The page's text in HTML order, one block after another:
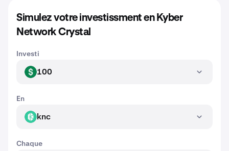
Simulez votre investissment en Kyber
Network Crystal
Investi
USD 100
En
KNC knc
Chaque